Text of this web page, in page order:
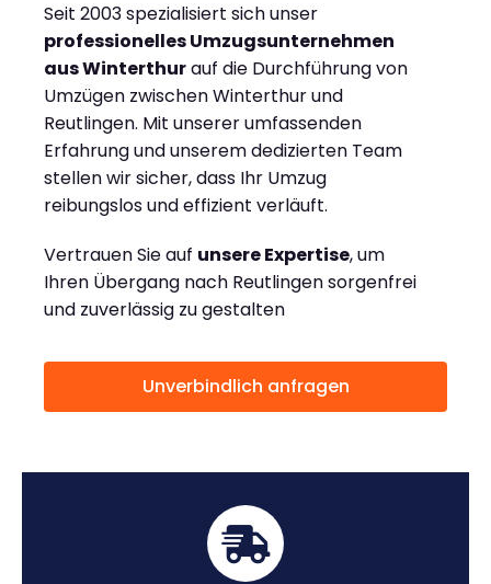
Seit 2003 spezialisiert sich unser
professionelles Umzugsunternehmen
aus Winterthurauf die Durchführung von
Umzügen zwischen Winterthur und
Reutlingen. Mit unserer umfassenden
Erfahrung und unserem dedizierten Team
stellen wir sicher, dass Ihr Umzug
reibungslos und effizient verläuft.
Vertrauen Sie auf unsere Expertise, um
Ihren Übergang nach Reutlingen sorgenfrei
und zuverlässig zu gestalten
Unverbindlich anfragen